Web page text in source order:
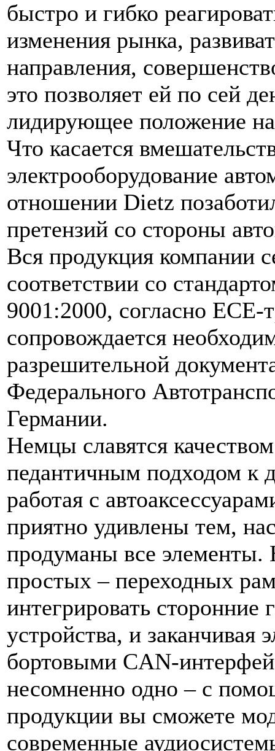
быстро и гибко
изменения рынка,
направления,
это позволяет ей по сей
лидирующее положение
Что касается
электрооборудование
отношении Dietz
претензий со стороны
Вся продукция компании
соответствии со
9001:2000, согласно ЕСЕ-
сопровождается
разрешительной
Федерального
Германии.
Немцы славятся
педантичным подходом к
работая с
приятно удивлены тем,
продуманы все элементы.
простых – переходных
интегрировать сторонние
устройства, и заканчивая
бортовыми CAN-
несомненно одно – с
продукции вы сможете
современные